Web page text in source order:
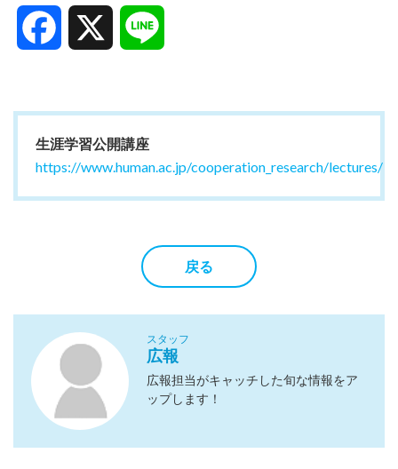
Facebook
生涯学習公開講座
https://www.human.ac.jp/cooperation_research/lectures/
戻る
スタッフ
広報
広報担当がキャッチした旬な情報をア
ップします！